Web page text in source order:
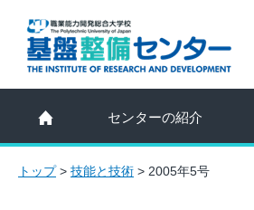
センターの紹介
トップ> 技能と技術 > 2005年5号